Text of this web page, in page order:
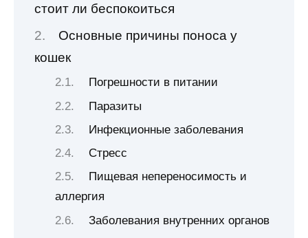
стоит ли беспокоиться
Основные причины поноса у
кошек
Погрешности в питании
Паразиты
Инфекционные заболевания
Стресс
Пищевая непереносимость и
аллергия
Заболевания внутренних органов